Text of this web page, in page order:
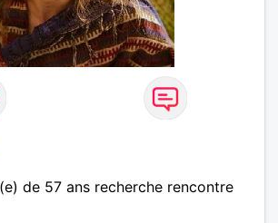
de 57 ans recherche rencontre